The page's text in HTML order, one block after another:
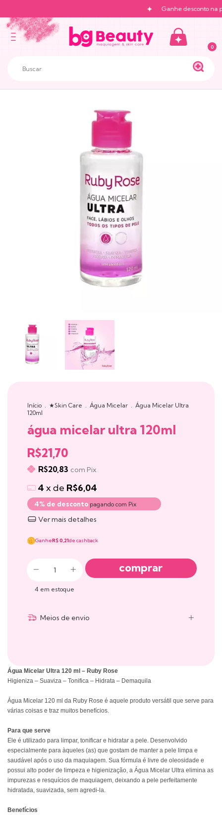
Ganhe desconto na
0
Início . ★Skin Care . Água Micelar . Água Micelar Ultra
120ml
água micelar ultra 120ml
R$21,70
R$20,83 com Pix
4 x de R$6,04
4% de desconto pagando com Pix
Ver mais detalhes
GanheR$ 0,21de cashback
4 em estoque
Meios de envio
Água Micelar Ultra 120 ml – Ruby Rose
Higieniza – Suaviza – Tonifica – Hidrata – Demaquila
Água Micelar 120 ml da Ruby Rose é aquele produto versátil que serve para
várias coisas e traz muitos benefícios.
Para que serve
Ele é utilizado para limpar, tonificar e hidratar a pele. Desenvolvido
especialmente para àqueles (as) que gostam de manter a pele limpa e
saudável após o uso da maquiagem. Sua fórmula é livre de oleosidade e
possui alto poder de limpeza e higienização, a Água Micelar Ultra elimina as
impurezas e resquícios de maquiagem, deixando a pele perfeitamente
hidratada, suavizada, sem agredi-la.
Benefícios